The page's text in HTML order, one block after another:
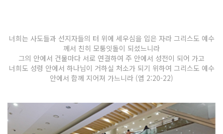
너희는 사도들과 선지자들의 터 위에 세우심을 입은 자라 그리스도 예수
께서 친히 모퉁잇돌이 되셨느니라
그의 안에서 건물마다 서로 연결하여 주 안에서 성전이 되어 가고
너희도 성령 안에서 하나님이 거하실 처소가 되기 위하여 그리스도 예수
안에서 함께 지어져 가느니라 (엡 2:20-22)